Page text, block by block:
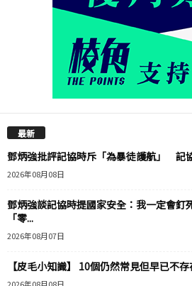
最新
鄧炳強批評記協時斥「為暴徒護航」 記
2026年08月08日
鄧炳強談記協時提國家安全：我一定會
「零...
2026年08月07日
【皮毛小知識】 10個仍然常見但早已不
2026年08月08日